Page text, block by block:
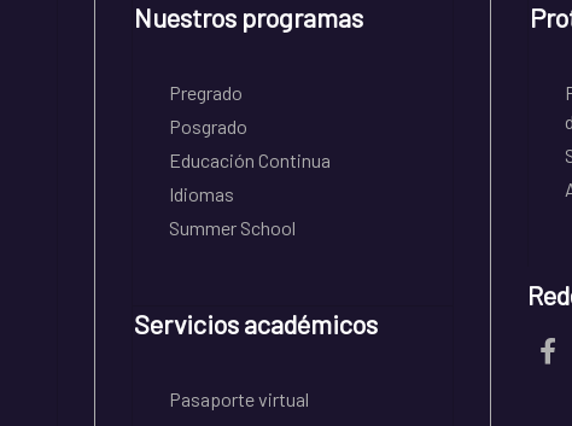
Nuestros programas
Pregrado
Posgrado
Educación Continua
Idiomas
Summer School
Servicios académicos
Pasaporte virtual